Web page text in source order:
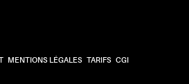
MENTIONS LÉGALES TARIFS CGI